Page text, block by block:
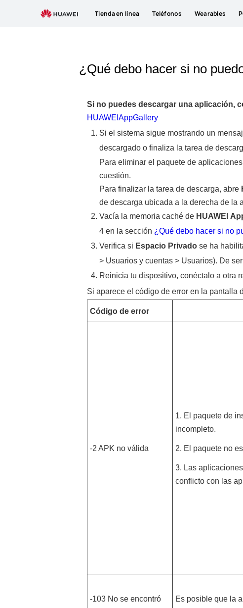
Tienda en línea Teléfonos Wearables
¿Qué debo hacer si no
Si no puedes descargar una aplicación,
HUAWEIAppGallery
Si el sistema sigue mostrando un
descargado o finaliza la tarea de
Para eliminar el paquete de
cuestión.
Para finalizar la tarea de descarga, abre
de descarga ubicada a la derecha de la
Vacía la memoria caché de HUAWEI
4 en la sección ¿Qué debo hacer si no
Verifica si Espacio Privadose ha
> Usuarios y cuentas > Usuarios). De
Reinicia tu dispositivo, conéctalo a otra
Si aparece el código de error en la pantalla
Código de error
-2 APK no válida
1. El paquete de
incompleto.
2. El paquete no
3. Las
conflicto con las
-103 No se encontró
Es posible que la